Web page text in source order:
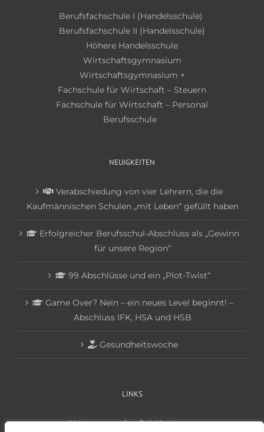
Berufsfachschule I (Handelsschule)
Berufsfachschule II (Handelsschule)
Höhere Handelsschule
Wirtschaftsgymnasium
Wirtschaftsgymnasium +
Fachschule für Wirtschaft – Steuern
Fachschule für Wirtschaft – Personal
Berufsschule
NEUIGKEITEN
Verabschiedung von vier Lehrern, die die
Kaufmännischen Schulen „mit Leben“ gefüllt haben
Erfolgreicher Berufsschul-Abschluss als „Gewinn
für unsere Region“
99 Abschlüsse und ein „Plot-Twist“
Game Over? Nein – ein neues Level beginnt! –
Abschluss IFK, HSA und HSB
Gesundheitswoche
LINKS
Vertretungsplan Schüler:innen